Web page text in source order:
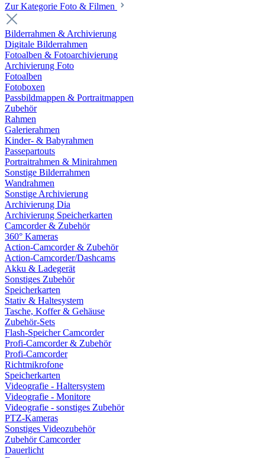
Zur Kategorie Foto & Filmen
Bilderrahmen & Archivierung
Digitale Bilderrahmen
Fotoalben & Fotoarchivierung
Archivierung Foto
Fotoalben
Fotoboxen
Passbildmappen & Portraitmappen
Zubehör
Rahmen
Galerierahmen
Kinder- & Babyrahmen
Passepartouts
Portraitrahmen & Minirahmen
Sonstige Bilderrahmen
Wandrahmen
Sonstige Archivierung
Archivierung Dia
Archivierung Speicherkarten
Camcorder & Zubehör
360° Kameras
Action-Camcorder & Zubehör
Action-Camcorder/Dashcams
Akku & Ladegerät
Sonstiges Zubehör
Speicherkarten
Stativ & Haltesystem
Tasche, Koffer & Gehäuse
Zubehör-Sets
Flash-Speicher Camcorder
Profi-Camcorder & Zubehör
Profi-Camcorder
Richtmikrofone
Speicherkarten
Videografie - Haltersystem
Videografie - Monitore
Videografie - sonstiges Zubehör
PTZ-Kameras
Sonstiges Videozubehör
Zubehör Camcorder
Dauerlicht